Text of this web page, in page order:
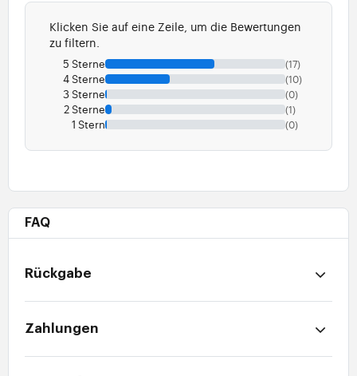
Klicken Sie auf eine Zeile, um die Bewertungen
zu filtern.
5 Sterne (17)
4 Sterne (10)
3 Sterne (0)
2 Sterne (1)
1 Stern (0)
FAQ
Rückgabe
Zahlungen